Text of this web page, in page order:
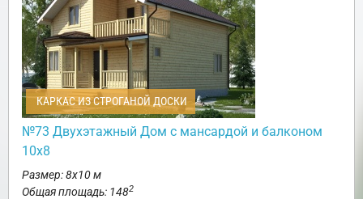
КАРКАС ИЗ СТРОГАНОЙ ДОСКИ
№73 Двухэтажный Дом с мансардой и балконом
10х8
Размер: 8х10 м
Общая площадь: 1482